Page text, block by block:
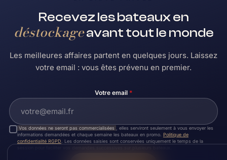
Recevez les bateaux en
déstockageavant tout le monde
Les meilleures affaires partent en quelques jours. Laissez
votre email : vous êtes prévenu en premier.
Votre email *
Vos données ne seront pas commercialisées
, elles serviront seulement à vous envoyer les
informations demandées et chaque semaine les bateaux en promo. Politique de
confidentialité RGPD . Les données saisies sont conservées uniquement le temps de la